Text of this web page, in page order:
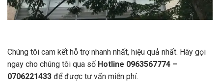
Chúng tôi cam kết hỗ trợ nhanh nhất, hiệu quả nhất. Hãy gọi
ngay cho chúng tôi qua số Hotline 0963567774 –
0706221433 để được tư vấn miễn phí.